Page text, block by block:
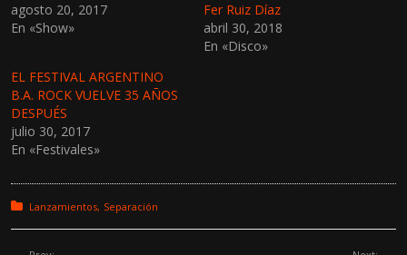
c
o
m
t
i
r
e
n
T
w
i
t
r
S
c
o
t
i
r
F
a
c
b
o
(
agosto 20, 2017
En «Show»
Fer Ruiz Díaz
abril 30, 2018
En «Disco»
EL FESTIVAL ARGENTINO
B.A. ROCK VUELVE 35 AÑOS
DESPUÉS
julio 30, 2017
En «Festivales»
Posted in:
Lanzamientos Separación